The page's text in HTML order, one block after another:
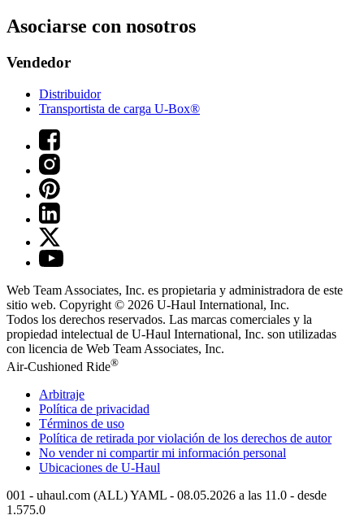
Asociarse con nosotros
Vendedor
Distribuidor
Transportista de carga U-Box®
Web Team Associates, Inc. es propietaria y administradora de este
sitio web. Copyright © 2026 U-Haul International, Inc.
Todos los derechos reservados. Las marcas comerciales y la
propiedad intelectual de U-Haul International, Inc. son utilizadas
con licencia de Web Team Associates, Inc.
Air-Cushioned Ride®
Arbitraje
Política de privacidad
Términos de uso
Política de retirada por violación de los derechos de autor
No vender ni compartir mi información personal
Ubicaciones de U-Haul
001 - uhaul.com (ALL) YAML - 08.05.2026 a las 11.0 - desde
1.575.0